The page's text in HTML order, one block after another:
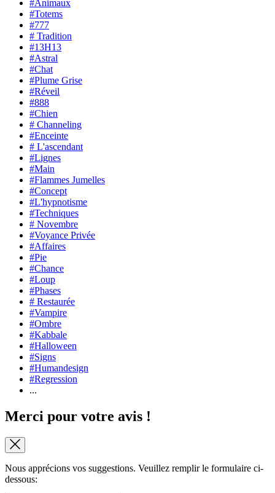
#Animaux
#Totems
#777
# Tradition
#13H13
#Astral
#Chat
#Plume Grise
#Réveil
#888
#Chien
# Channeling
#Enceinte
# L'ascendant
#Lignes
#Main
#Flammes Jumelles
#Concept
#L'hypnotisme
#Techniques
# Novembre
#Voyance Privée
#Affaires
#Pie
#Chance
#Loup
#Phases
# Restaurée
#Vampire
#Ombre
#Kabbale
#Halloween
#Signs
#Humandesign
#Regression
...
Merci pour votre avis !
Nous apprécions vos suggestions. Veuillez remplir le formulaire ci-
dessous: